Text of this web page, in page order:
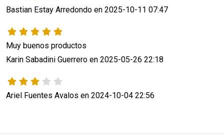
Bastian Estay Arredondo en 2025-10-11 07:47
Karin Sabadini Guerrero en 2025-05-26 22:18
Ariel Fuentes Avalos en 2024-10-04 22:56